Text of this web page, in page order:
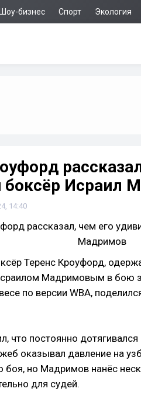
Шоу-бизнес Спорт Экология
боксёр Исраил
14:40
Теренс Кроуфорд,
Мадримовым в бою
по версии WBA,
что постоянно
оказывал давление на
боя, но Мадримов нанёс
для судей.